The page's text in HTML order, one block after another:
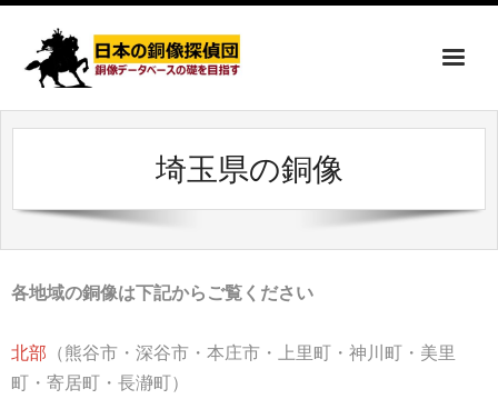
埼玉県の銅像
各地域の銅像は下記からご覧ください
北部 （熊谷市・深谷市・本庄市・上里町・神川町・美里
町・寄居町・長瀞町）